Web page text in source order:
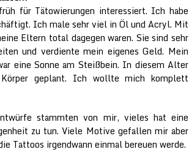
für Tätowierungen interessiert. Ich habe
Ich male sehr viel in Öl und Acryl. Mit
Eltern total dagegen waren. Sie sind sehr
und verdiente mein eigenes Geld. Mein
eine Sonne am Steißbein. In diesem Alter
geplant. Ich wollte mich komplett
stammten von mir, vieles hat eine
zu tun. Viele Motive gefallen mir aber
Tattoos irgendwann einmal bereuen werde.